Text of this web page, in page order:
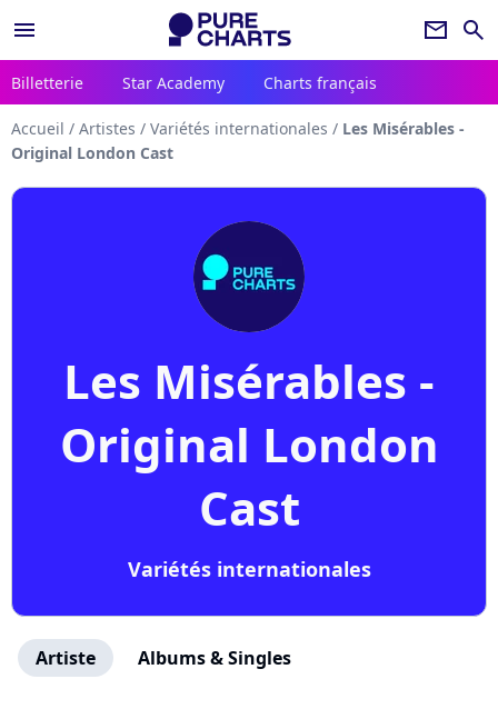
menu newsletter search
Billetterie Star Academy Charts français
Accueil / Artistes / Variétés internationales / Les Misérables -
Original London Cast
Les Misérables -
Original London
Cast
Variétés internationales
Artiste Albums & Singles